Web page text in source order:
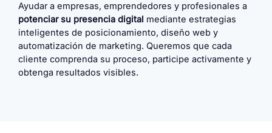
Ayudar a empresas, emprendedores y profesionales a
potenciar su presencia digital mediante estrategias
inteligentes de posicionamiento, diseño web y
automatización de marketing. Queremos que cada
cliente comprenda su proceso, participe activamente y
obtenga resultados visibles.